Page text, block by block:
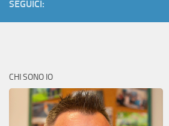
SEGUICI:
CHI SONO IO